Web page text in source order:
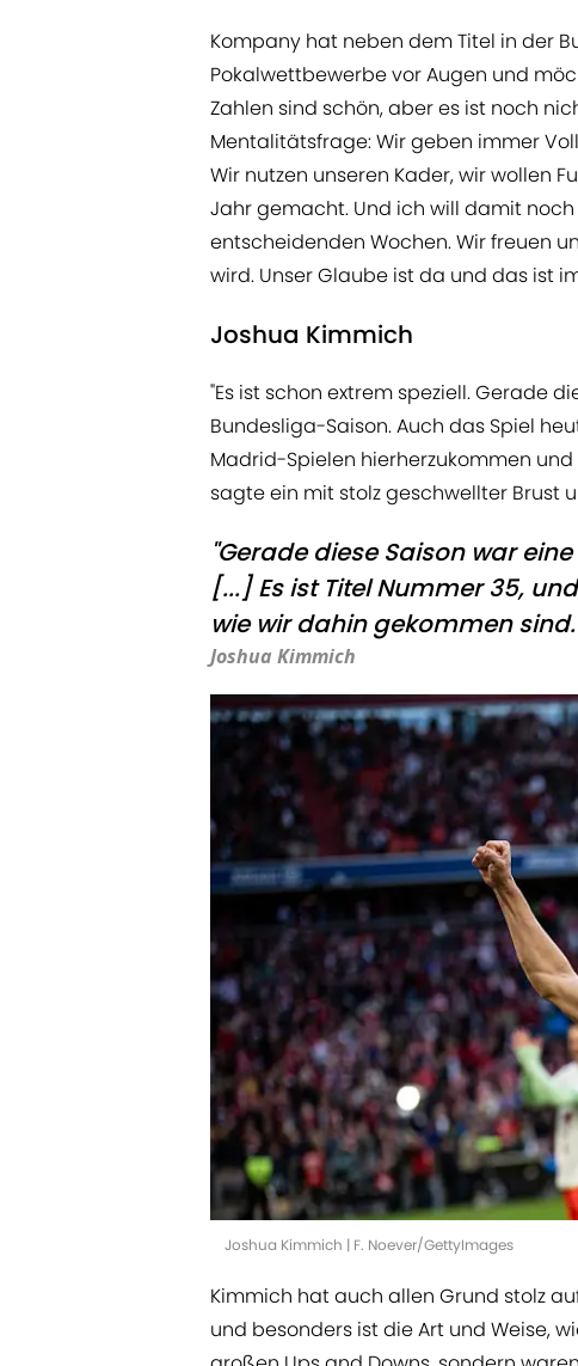
Kompany hat neben dem Titel in der
Pokalwettbewerbe vor Augen und
Zahlen sind schön, aber es ist noch
Mentalitätsfrage: Wir geben immer
Wir nutzen unseren Kader, wir wollen
Jahr gemacht. Und ich will damit
entscheidenden Wochen. Wir freuen
wird. Unser Glaube ist da und das ist
Joshua Kimmich
"Es ist schon extrem speziell. Gerade
Bundesliga-Saison. Auch das Spiel
Madrid-Spielen hierherzukommen
sagte ein mit stolz geschwellter Brust
"Gerade diese Saison war
[...] Es ist Titel Nummer 35,
wie wir dahin gekommen
Joshua Kimmich
Joshua Kimmich | F. Noever/GettyImages
Kimmich hat auch allen Grund stolz
und besonders ist die Art und Weise,